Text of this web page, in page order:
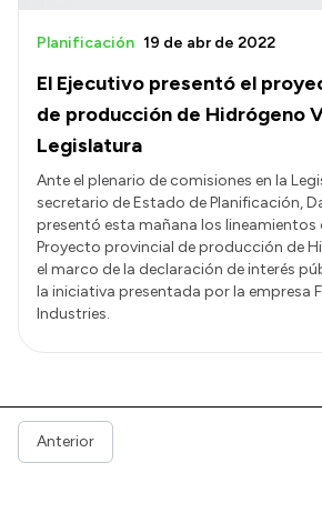
El Ejecutivo presentó el
de producción de Hidrógeno
Legislatura
Planificación 19 de abr de 2022
Ante el plenario de comisiones en la
secretario de Estado de Planificación,
presentó esta mañana los lineamientos
Proyecto provincial de producción de
el marco de la declaración de interés
la iniciativa presentada por la empresa
Industries.
Anterior